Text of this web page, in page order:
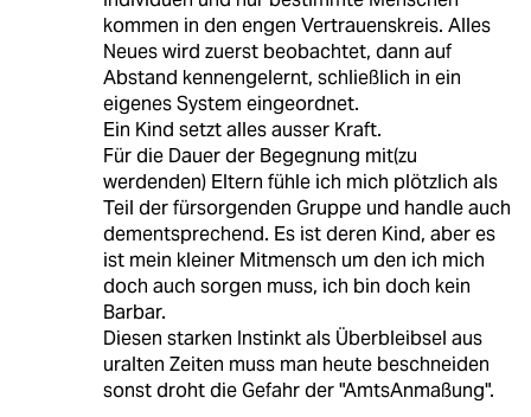
kommen in den engen Vertrauenskreis. Alles
Neues wird zuerst beobachtet, dann auf
Abstand kennengelernt, schließlich in ein
eigenes System eingeordnet.
Ein Kind setzt alles ausser Kraft.
Für die Dauer der Begegnung mit(zu
werdenden) Eltern fühle ich mich plötzlich als
Teil der fürsorgenden Gruppe und handle auch
dementsprechend. Es ist deren Kind, aber es
ist mein kleiner Mitmensch um den ich mich
doch auch sorgen muss, ich bin doch kein
Barbar.
Diesen starken Instinkt als Überbleibsel aus
uralten Zeiten muss man heute beschneiden
sonst droht die Gefahr der "AmtsAnmaßung".